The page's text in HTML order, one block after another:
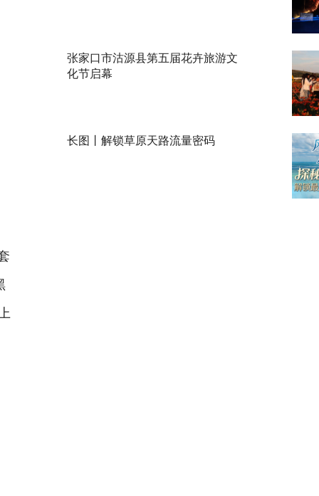
张家口市沽源县第五届花卉旅游文
化节启幕
长图丨解锁草原天路流量密码